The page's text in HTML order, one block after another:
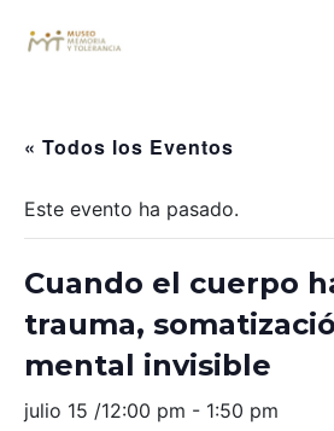
« Todos los Eventos
Este evento ha pasado.
Cuando el cuerpo
trauma,
mental invisible
julio 15 /12:00 pm - 1:50 pm